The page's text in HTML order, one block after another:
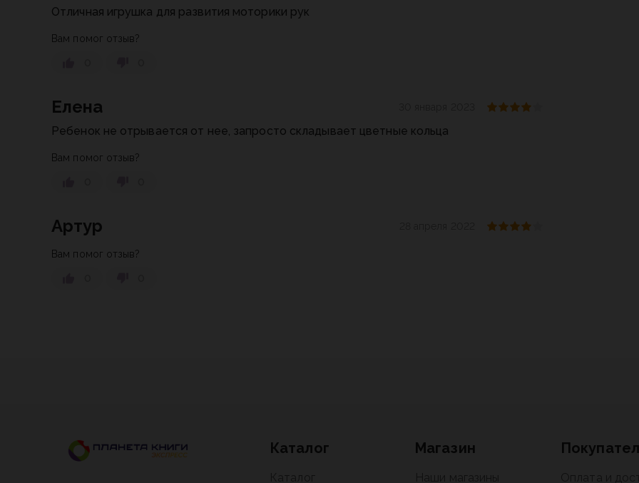
Отличная игрушка для развития моторики рук
Вам помог отзыв?
Елена
Ребенок не отрывается от нее, запросто складывает цветные кольца
Вам помог отзыв?
Артур
Вам помог отзыв?
Каталог Магазин